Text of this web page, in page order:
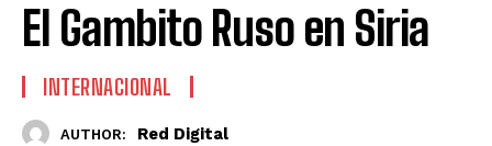
El Gambito Ruso en Siria
INTERNACIONAL
AUTHOR: Red Digital